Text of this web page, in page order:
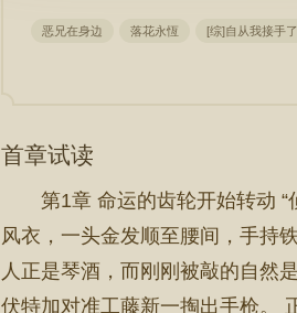
恶兄在身边 落花永恆 [综]自从我接手
首章试读
第1章 命运的齿轮开始转动
风衣，一头金发顺至腰间，手持
人正是琴酒，而刚刚被敲的自然
伏特加对准工藤新一掏出手枪。